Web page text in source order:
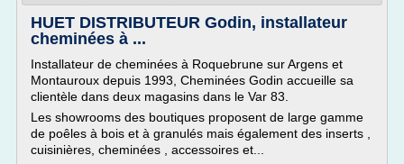
HUET DISTRIBUTEUR Godin, installateur
cheminées à ...
Installateur de cheminées à Roquebrune sur Argens et
Montauroux depuis 1993, Cheminées Godin accueille sa
clientèle dans deux magasins dans le Var 83.
Les showrooms des boutiques proposent de large gamme
de poêles à bois et à granulés mais également des inserts ,
cuisinières, cheminées , accessoires et...